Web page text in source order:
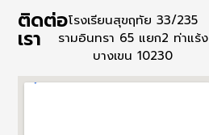
ติดต่อ
เรา
โรงเรียนสุขฤทัย 33/235
รามอินทรา 65 แยก2 ท่าแร้ง
บางเขน 10230